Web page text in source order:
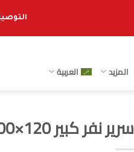
التوصيل
المزيد العربية
سرير نفر كبير 120×200 سم سرير خشب مودرن بلويد